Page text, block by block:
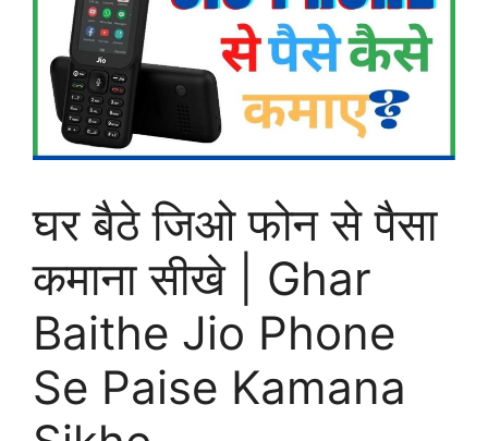
घर बैठे जिओ फोन से पैसा
कमाना सीखे | Ghar
Baithe Jio Phone
Se Paise Kamana